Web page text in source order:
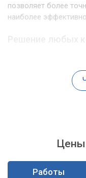
позволяет более
наиболее
устранение
можете
Сложности с
Проблемы с
Цены
Работы